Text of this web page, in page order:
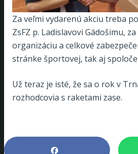
Za veľmi vydarenú akciu treba
ZsFZ p. Ladislavovi Gádošimu,
organizáciu a celkové
stránke športovej, tak aj
Už teraz je isté, že sa o rok v
rozhodcovia s raketami zase.